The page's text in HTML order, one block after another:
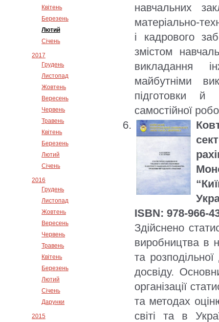
Квітень
Березень
Лютий
Січень
2017
Грудень
Листопад
Жовтень
Вересень
Червень
Травень
Квітень
Березень
Лютий
Січень
2016
Грудень
Листопад
Жовтень
Вересень
Червень
Травень
Квітень
Березень
Лютий
Січень
Дарунки
2015
навчальних
матеріально-
і кадрового
змістом
викладання
майбутніми
підготовки й
самостійної
ISBN: 978-966-
Здійснено
виробництва в
та
досвіду.
організації
та методах
світі та в